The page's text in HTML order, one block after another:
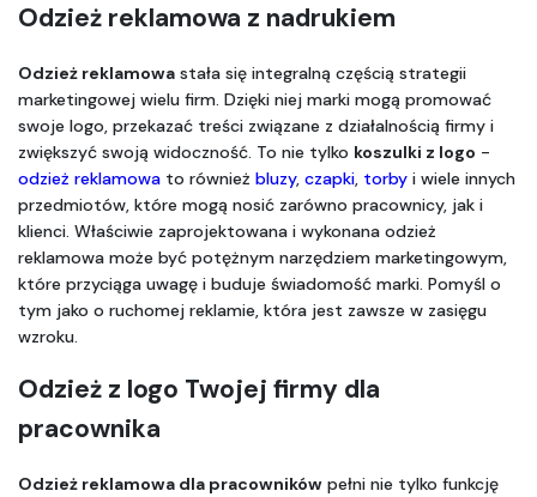
Odzież reklamowa z nadrukiem
Odzież reklamowa stała się integralną częścią strategii
marketingowej wielu firm. Dzięki niej marki mogą promować
swoje logo, przekazać treści związane z działalnością firmy i
zwiększyć swoją widoczność. To nie tylko koszulki z logo
odzież reklamowa to również bluzy, czapki, torby i wiele innych
przedmiotów, które mogą nosić zarówno pracownicy, jak i
klienci. Właściwie zaprojektowana i wykonana odzież
reklamowa może być potężnym narzędziem marketingowym,
które przyciąga uwagę i buduje świadomość marki. Pomyśl o
tym jako o ruchomej reklamie, która jest zawsze w zasięgu
wzroku.
Odzież z logo Twojej firmy dla
pracownika
Odzież reklamowa dla pracowników pełni nie tylko funkcję